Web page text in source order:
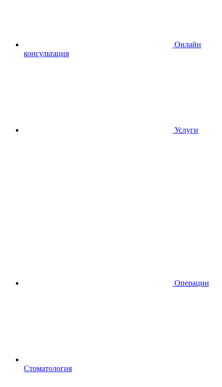
Онлайн
консультация
Услуги
Операции
Стоматология